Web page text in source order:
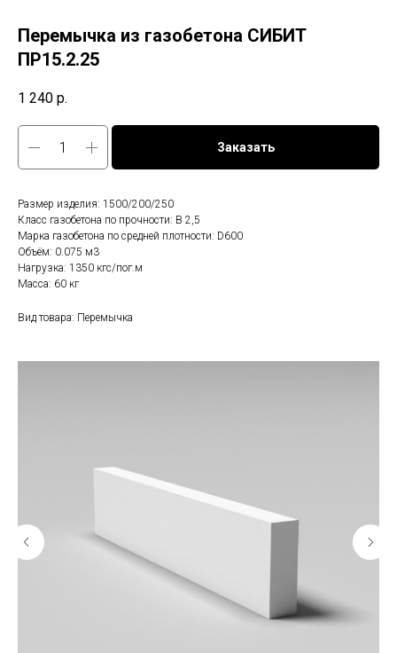
Перемычка из газобетона СИБИТ
ПР15.2.25
1 240 р.
Заказать
Размер изделия: 1500/200/250
Класс газобетона по прочности: B 2,5
Марка газобетона по средней плотности: D600
Объём: 0.075 м3
Нагрузка: 1350 кгс/пог.м
Масса: 60 кг
Вид товара: Перемычка